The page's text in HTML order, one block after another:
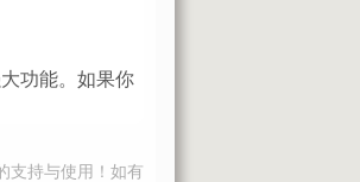
功能。如果你
支持与使用！如有